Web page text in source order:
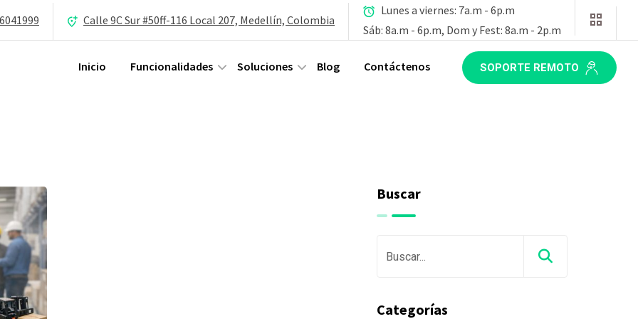
Calle 9C Sur #50ff-116 Local 207, Medellín, Colombia
Lunes a viernes: 7a.m - 6p.m
Sáb: 8a.m - 6p.m, Dom y Fest: 8a.m - 2p.m
Inicio Funcionalidades Soluciones Blog Contáctenos SOPORTE REMOTO
Buscar
Categorías